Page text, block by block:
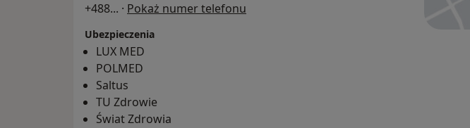
+488... · Pokaż numer telefonu
Ubezpieczenia
LUX MED
POLMED
Saltus
TU Zdrowie
Świat Zdrowia